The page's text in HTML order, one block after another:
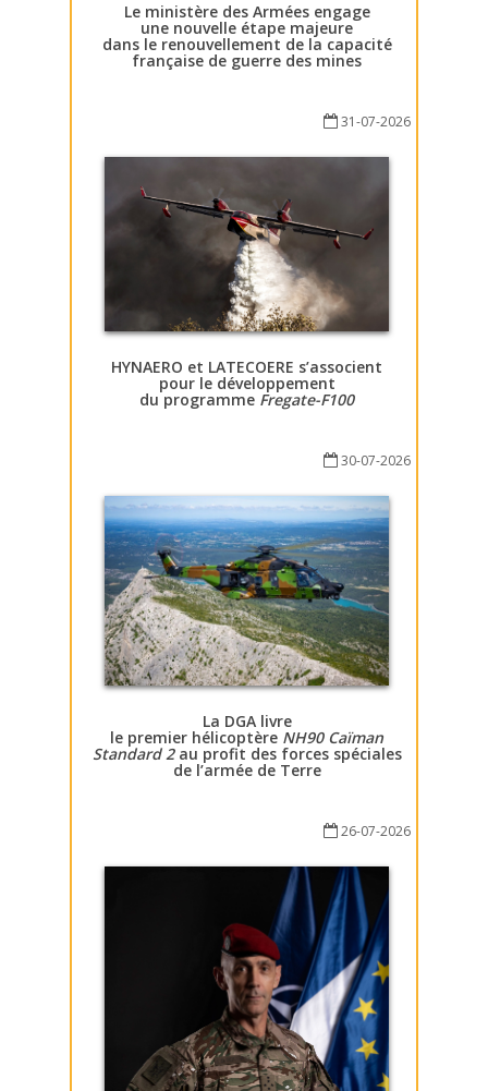
Le ministère des Armées engage
une nouvelle étape majeure
dans le renouvellement de la capacité
française de guerre des mines
31-07-2026
HYNAERO et LATECOERE s’associent
pour le développement
du programme Fregate-F100
30-07-2026
La DGA livre
le premier hélicoptère NH90 Caïman
Standard 2au profit des forces spéciales
de l’armée de Terre
26-07-2026